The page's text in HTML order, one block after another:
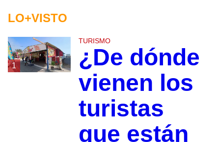
LO+VISTO
1
TURISMO
¿De dónde
vienen los
turistas
que están